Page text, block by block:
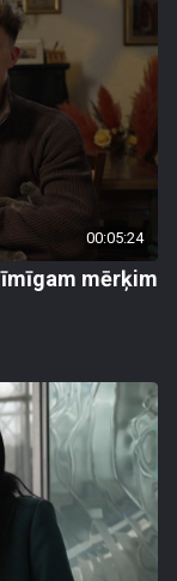
00:05:24
mērķim